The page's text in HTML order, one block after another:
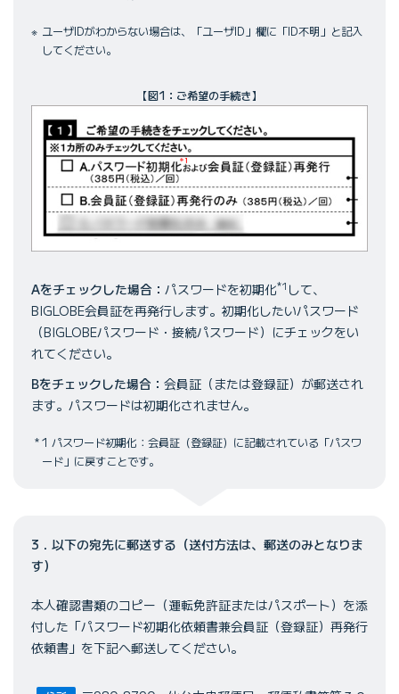
ユーザIDがわからない場合は、「ユーザID」欄に「ID不明」と記入
してください。
【図1：ご希望の手続き】
Aをチェックした場合： パスワードを初期化*1 して、
BIGLOBE会員証を再発行します。初期化したいパスワード
（BIGLOBEパスワード・接続パスワード）にチェックをい
れてください。
Bをチェックした場合： 会員証（または登録証）が郵送され
ます。パスワードは初期化されません。
1 パスワード初期化：会員証（登録証）に記載されている「パスワ
ード」に戻すことです。
3．以下の宛先に郵送する（送付方法は、郵送のみとなりま
す）
本人確認書類のコピー（運転免許証またはパスポート）を添
付した「パスワード初期化依頼書兼会員証（登録証）再発行
依頼書」を下記へ郵送してください。